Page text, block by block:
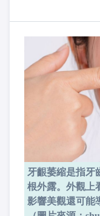
牙齦萎縮是指牙
根外露。外觀上
影響美觀還可能